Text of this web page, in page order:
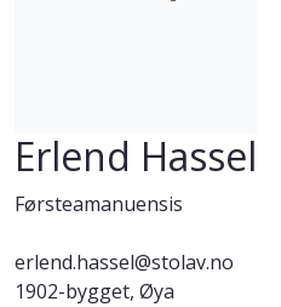
Erlend Hassel
Førsteamanuensis
erlend.hassel@stolav.no
1902-bygget, Øya